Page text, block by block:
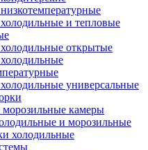
и тепловые
открытые
универсальные
камеры
и морозильные
холодильные